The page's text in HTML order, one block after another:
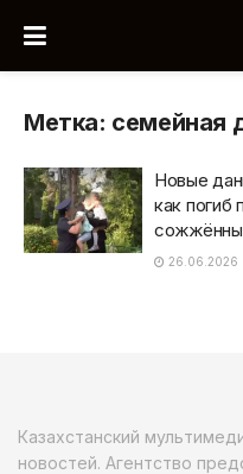
Метка: семейная
Новые
как погиб
26.06.2026
Казахстанский
новостей. Агентство